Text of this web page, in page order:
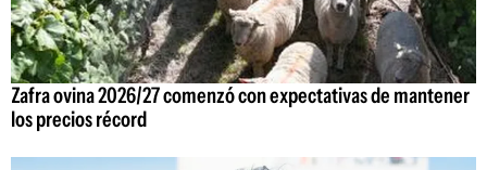
Zafra ovina 2026/27 comenzó con expectativas de mantener
los precios récord